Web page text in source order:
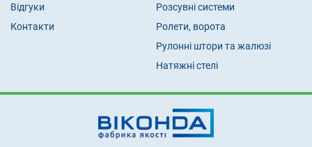
Відгуки
Контакти
Розсувні системи
Ролети, ворота
Рулонні штори та жалюзі
Натяжні стелі